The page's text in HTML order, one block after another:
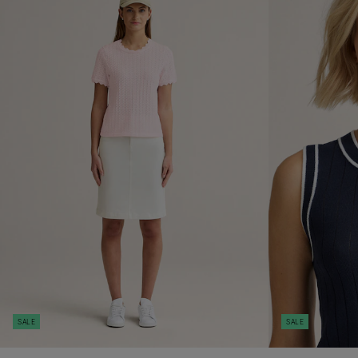
SALE SALE